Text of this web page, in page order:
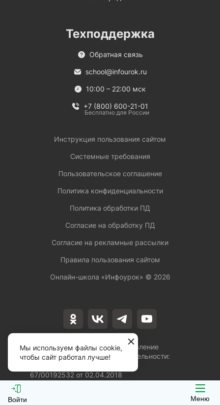
Войти Меню
Лицензия на осуществление
образовательной деятельности:
67/00192532 от 02.04.2018
Техподдержка
Обратная связь
school@infourok.ru
10:00 – 22:00 мск
+7 (800) 600-21-01
Бесплатно для России
Инструкция пользования сайтом
Системные требования
Пользовательское соглашение
Политика конфиденциальности
Политика обработки ПД
Согласие на обработку ПД
Согласие на рекламные рассылки
Правила пользования сайтом
Онлайн-школа «Инфоурок» © 2026
Мы используем файлы cookie,
чтобы сайт работал лучше!